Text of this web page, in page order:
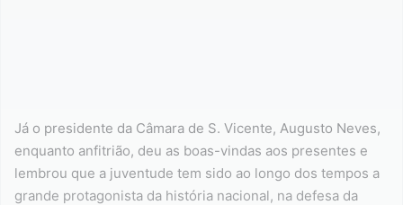
Já o presidente da Câmara de S. Vicente, Augusto Neves,
enquanto anfitrião, deu as boas-vindas aos presentes e
lembrou que a juventude tem sido ao longo dos tempos a
grande protagonista da história nacional, na defesa da